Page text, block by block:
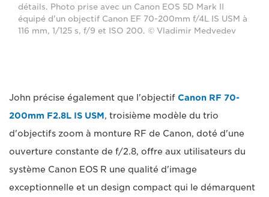
détails. Photo prise avec un Canon EOS 5D Mark II
équipé d'un objectif Canon EF 70-200mm f/4L IS USM à
116 mm, 1/125 s, f/9 et ISO 200. © Vladimir Medvedev
John précise également que l'objectif Canon RF 70-
200mm F2.8L IS USM, troisième modèle du trio
d'objectifs zoom à monture RF de Canon, doté d'une
ouverture constante de f/2.8, offre aux utilisateurs du
système Canon EOS R une qualité d'image
exceptionnelle et un design compact qui le démarquent